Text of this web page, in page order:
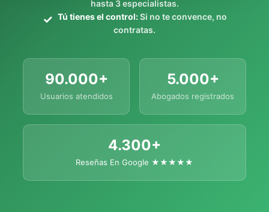
hasta 3 especialistas.
Tú tienes el control:Si no te convence, no
contratas.
90.000+
Usuarios atendidos
5.000+
Abogados registrados
4.300+
Reseñas En Google ★★★★★